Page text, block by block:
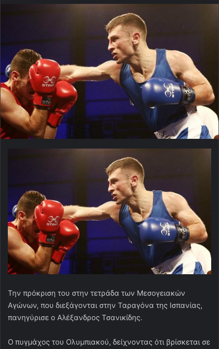
Την πρόκριση του στην τετράδα των Μεσογειακών
Αγώνων, που διεξάγονται στην Ταραγόνα της Ισπανίας,
πανηγύρισε ο Αλέξανδρος Τσανικίδης.
Ο πυγμάχος του Ολυμπιακού, δείχνοντας ότι βρίσκεται σε